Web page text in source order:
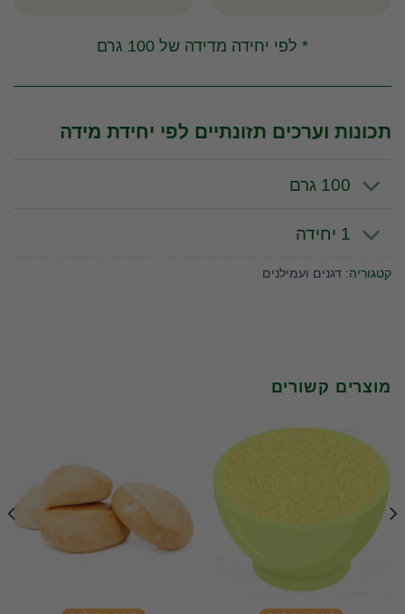
* לפי יחידה מדידה של 100 גרם
תכונות וערכים תזונתיים לפי יחידת מידה
100 גרם
1 יחידה
קטגוריה: דגנים ועמילנים
מוצרים קשורים